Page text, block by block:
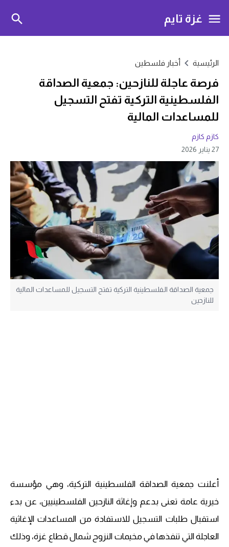
غزة تايم
الرئيسية أخبار فلسطين
فرصة عاجلة للنازحين: جمعية الصداقة
الفلسطينية التركية تفتح التسجيل
للمساعدات المالية
كازم كازم
27 يناير 2026
جمعية الصداقة الفلسطينية التركية تفتح التسجيل للمساعدات المالية
للنازحين
أعلنت جمعية الصداقة الفلسطينية التركية، وهي مؤسسة
خيرية عامة تعنى بدعم وإغاثة النازحين الفلسطينيين، عن بدء
استقبال طلبات التسجيل للاستفادة من المساعدات الإغاثية
العاجلة التي تنفذها في مخيمات النزوح شمال قطاع غزة، وذلك